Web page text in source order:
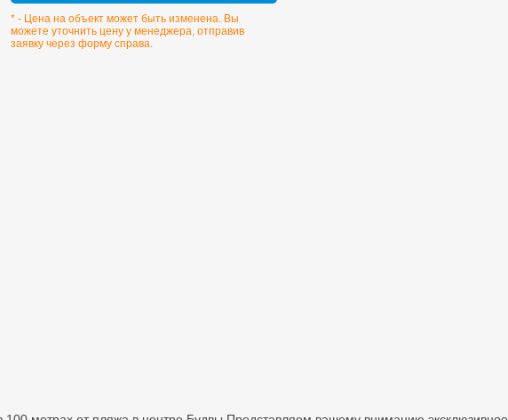
* - Цена на объект может быть изменена. Вы
можете уточнить цену у менеджера, отправив
заявку через форму справа.